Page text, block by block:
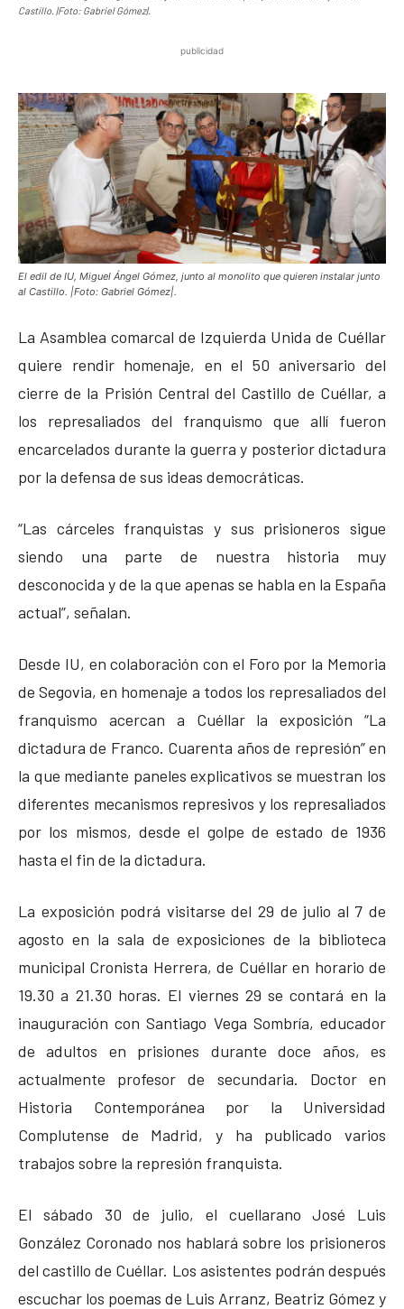
Castillo. |Foto: Gabriel Gómez|.
publicidad
El edil de IU, Miguel Ángel Gómez, junto al monolito que quieren instalar junto
al Castillo. |Foto: Gabriel Gómez|.
La Asamblea comarcal de Izquierda Unida de Cuéllar
quiere rendir homenaje, en el 50 aniversario del
cierre de la Prisión Central del Castillo de Cuéllar, a
los represaliados del franquismo que allí fueron
encarcelados durante la guerra y posterior dictadura
por la defensa de sus ideas democráticas.
“Las cárceles franquistas y sus prisioneros sigue
siendo una parte de nuestra historia muy
desconocida y de la que apenas se habla en la España
actual”, señalan.
Desde IU, en colaboración con el Foro por la Memoria
de Segovia, en homenaje a todos los represaliados del
franquismo acercan a Cuéllar la exposición “La
dictadura de Franco. Cuarenta años de represión” en
la que mediante paneles explicativos se muestran los
diferentes mecanismos represivos y los represaliados
por los mismos, desde el golpe de estado de 1936
hasta el fin de la dictadura.
La exposición podrá visitarse del 29 de julio al 7 de
agosto en la sala de exposiciones de la biblioteca
municipal Cronista Herrera, de Cuéllar en horario de
19.30 a 21.30 horas. El viernes 29 se contará en la
inauguración con Santiago Vega Sombría, educador
de adultos en prisiones durante doce años, es
actualmente profesor de secundaria. Doctor en
Historia Contemporánea por la Universidad
Complutense de Madrid, y ha publicado varios
trabajos sobre la represión franquista.
El sábado 30 de julio, el cuellarano José Luis
González Coronado nos hablará sobre los prisioneros
del castillo de Cuéllar. Los asistentes podrán después
escuchar los poemas de Luis Arranz, Beatriz Gómez y